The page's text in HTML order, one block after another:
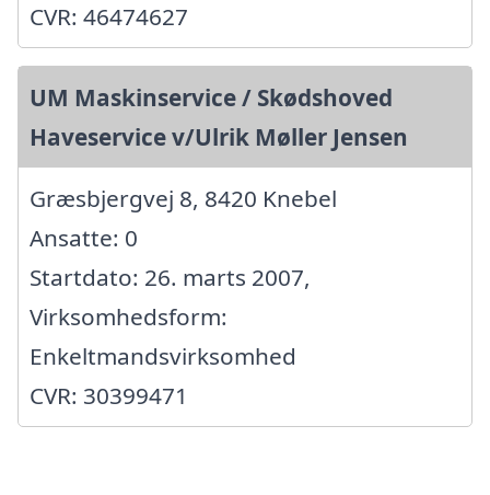
CVR: 46474627
UM Maskinservice / Skødshoved
Haveservice v/Ulrik Møller Jensen
Græsbjergvej 8, 8420 Knebel
Ansatte: 0
Startdato: 26. marts 2007,
Virksomhedsform:
Enkeltmandsvirksomhed
CVR: 30399471